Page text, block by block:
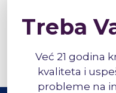
Treba
Već 21 godina
kvaliteta i
probleme na